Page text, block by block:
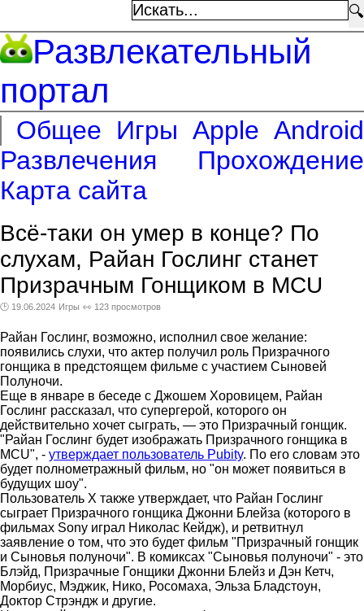
🔍
Развлекательный
портал
Общее Игры Apple Android
Развлечения
Прохождение
Карта сайта
Всё-таки он умер в конце? По
слухам, Райан Гослинг станет
Призрачным Гонщиком в MCU
🕑 19.06.2024 Игры 👀 123 просмотров
Райан Гослинг, возможно, исполнил свое желание:
появились слухи, что актер получил роль Призрачного
гонщика в предстоящем фильме с участием Сыновей
Полуночи.
Еще в январе в беседе с Джошем Хоровицем, Райан
Гослинг рассказал, что супергерой, которого он
действительно хочет сыграть, — это Призрачный гонщик.
"Райан Гослинг будет изображать Призрачного гонщика в
MCU", - утверждает пользователь Pubity. По его словам это
будет полнометражный фильм, но "он может появиться в
будущих шоу".
Пользователь X также утверждает, что Райан Гослинг
сыграет Призрачного гонщика Джонни Блейза (которого в
фильмах Sony играл Николас Кейдж), и ретвитнул
заявление о том, что это будет фильм "Призрачный гонщик
и Сыновья полуночи". В комиксах "Сыновья полуночи" - это
Блэйд, Призрачные Гонщики Джонни Блейз и Дэн Кетч,
Морбиус, Мэджик, Нико, Росомаха, Эльза Бладстоун,
Доктор Стрэндж и другие.